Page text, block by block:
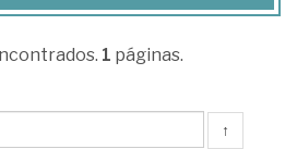
1 páginas.
↑